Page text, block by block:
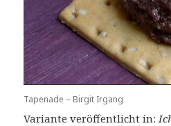
Tapenade – Birgit Irgang
Variante veröffentlicht in: